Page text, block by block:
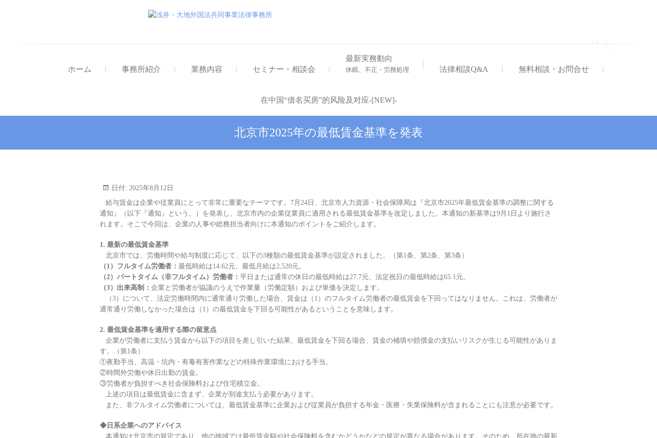
ホーム 事務所紹介 業務内容 セミナー・相談会
最新実務動向
休眠、不正・労務処理 法律相談Q&A 無料相談・お問合せ
在中国“借名买房”的风险及对应-[NEW]-
北京市2025年の最低賃金基準を発表
日付: 2025年8月12日
給与賃金は企業や従業員にとって非常に重要なテーマです。7月24日、北京市人力資源・社会保障局は『北京市2025年最低賃金基準の調整に関する
通知』（以下『通知』という。）を発表し、北京市内の企業従業員に適用される最低賃金基準を改定しました。本通知の新基準は9月1日より施行さ
れます。そこで今回は、企業の人事や総務担当者向けに本通知のポイントをご紹介します。
1. 最新の最低賃金基準
北京市では、労働時間や給与制度に応じて、以下の3種類の最低賃金基準が設定されました。（第1条、第2条、第3条）
（1）フルタイム労働者： 最低時給は14.62元、最低月給は2,520元。
（2）パートタイム（非フルタイム）労働者： 平日または通常の休日の最低時給は27.7元、法定祝日の最低時給は65.1元。
（3）出来高制： 企業と労働者が協議のうえで作業量（労働定額）および単価を決定します。
（3）について、法定労働時間内に通常通り労働した場合、賃金は（1）のフルタイム労働者の最低賃金を下回ってはなりません。これは、労働者が
通常通り労働しなかった場合は（1）の最低賃金を下回る可能性があるということを意味します。
2. 最低賃金基準を適用する際の留意点
企業が労働者に支払う賃金から以下の項目を差し引いた結果、最低賃金を下回る場合、賃金の補填や賠償金の支払いリスクが生じる可能性がありま
す。（第1条）
①夜勤手当、高温・坑内・有毒有害作業などの特殊作業環境における手当。
②時間外労働や休日出勤の賃金。
③労働者が負担すべき社会保険料および住宅積立金。
上述の項目は最低賃金に含まず、企業が別途支払う必要があります。
また、非フルタイム労働者については、最低賃金基準に企業および従業員が負担する年金・医療・失業保険料が含まれることにも注意が必要です。
◆日系企業へのアドバイス
本通知は北京市の規定であり、他の地域では最低賃金額や社会保険料を含むかどうかなどの規定が異なる場合があります。そのため、所在地の最新